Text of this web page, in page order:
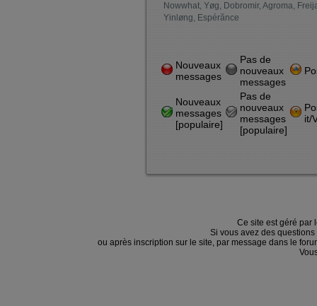
Nowwhat, Yøg, Dobromir, Agroma,
Yinløng, Espérãnce
Nouveaux
messages
Pas de
nouveaux
messages
Nouveaux
messages
[populaire]
Pas de
nouveaux
messages
[populaire]
it/
Ce site est géré par
Si vous avez des
ou après inscription sur le site, par message dans le